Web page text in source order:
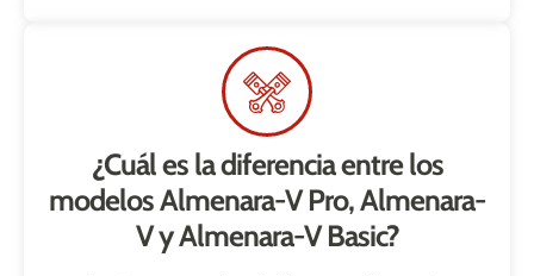
¿Cuál es la diferencia entre los
modelos Almenara-V Pro, Almenara-
V y Almenara-V Basic?